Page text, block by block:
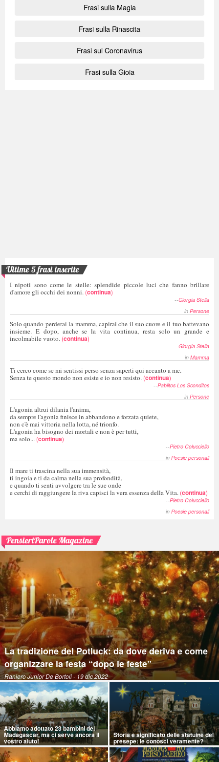
Frasi sulla Magia
Frasi sulla Rinascita
Frasi sul Coronavirus
Frasi sulla Gioia
Ultime 5 frasi inserite
I nipoti sono come le stelle: splendide piccole luci che fanno brillare
d'amore gli occhi dei nonni. (continua)
--Giorgia Stella
in Persone
Solo quando perderai la mamma, capirai che il suo cuore e il tuo battevano
insieme. E dopo, anche se la vita continua, resta solo un grande e
incolmabile vuoto. (continua)
--Giorgia Stella
in Mamma
Ti cerco come se mi sentissi perso senza saperti qui accanto a me.
Senza te questo mondo non esiste e io non resisto. (continua)
--Pablitos Los Sconditos
in Persone
L'agonia altrui dilania l'anima,
da sempre l'agonia finisce in abbandono e forzata quiete,
non c'è mai vittoria nella lotta, né trionfo.
L'agonia ha bisogno dei mortali e non è per tutti,
ma solo... (continua)
--Pietro Colucciello
in Poesie personali
Il mare ti trascina nella sua immensità,
ti ingoia e ti da calma nella sua profondità,
e quando ti senti avvolgere tra le sue onde
e cerchi di raggiungere la riva capisci la vera essenza della Vita. (continua)
--Pietro Colucciello
in Poesie personali
PensieriParole Magazine
La tradizione del Potluck: da dove deriva e come
organizzare la festa “dopo le feste”
Raniero Junior De Bortoli- 19 dic 2022
Abbiamo adottato 23 bambini del
Madagascar, ma ci serve ancora il
vostro aiuto!
Storia e significato delle statuine del
presepe: le conosci veramente?